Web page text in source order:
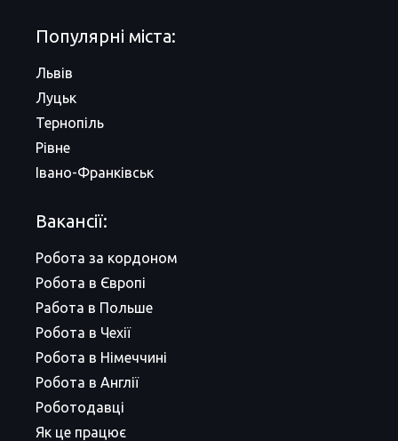
Популярні міста:
Львів
Луцьк
Тернопіль
Рівне
Івано-Франківськ
Вакансії:
Робота за кордоном
Робота в Європі
Работа в Польше
Робота в Чехії
Робота в Німеччині
Робота в Англії
Роботодавці
Як це працює